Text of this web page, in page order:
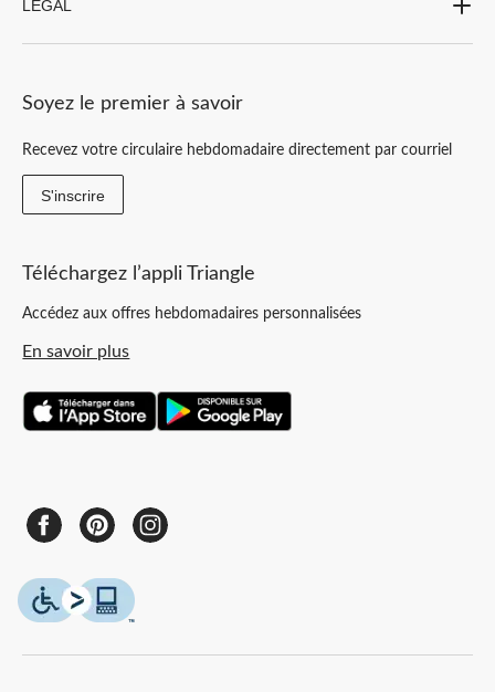
LEGAL
Soyez le premier à savoir
Recevez votre circulaire hebdomadaire directement par courriel
S'inscrire
Téléchargez l’appli Triangle
Accédez aux offres hebdomadaires personnalisées
En savoir plus